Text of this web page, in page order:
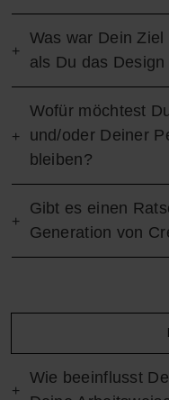
Was war Dein
als Du das
Wofür möchtest
und/oder Deiner
bleiben?
Gibt es einen
Generation von
Wie beeinflusst